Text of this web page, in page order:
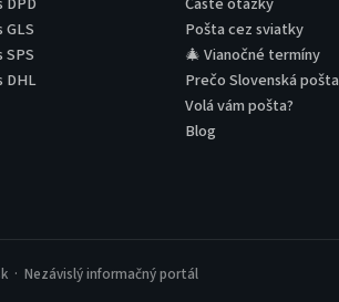
GLS
SPS
DHL
Pošta cez sviatky
🎄 Vianočné termíny
Prečo Slovenská pošta
Volá vám pošta?
Blog
· Nezávislý informačný portál